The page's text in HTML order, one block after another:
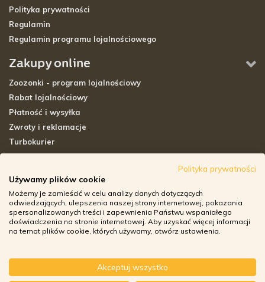
Polityka prywatności
Regulamin
Regulamin programu lojalnościowego
Zakupy online
Zoozonki - program lojalnościowy
Rabat lojalnościowy
Płatność i wysyłka
Zwroty i reklamacje
Turbokurier
Adresy sklepów stacjonarnych
Godziny otwarcia sklepów
Aplikacja zoozone.pl
Zwroty i reklamacje
Polityka prywatności
Używamy plików cookie
Możemy je zamieścić w celu analizy danych dotyczących
odwiedzających, ulepszenia naszej strony internetowej, pokazania
spersonalizowanych treści i zapewnienia Państwu wspaniałego
doświadczenia na stronie internetowej. Aby uzyskać więcej informacji
na temat plików cookie, których używamy, otwórz ustawienia.
Akceptuj wszystko